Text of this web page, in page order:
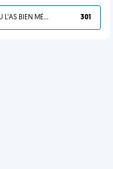
TU L'AS BIEN MÉRITÉ 301